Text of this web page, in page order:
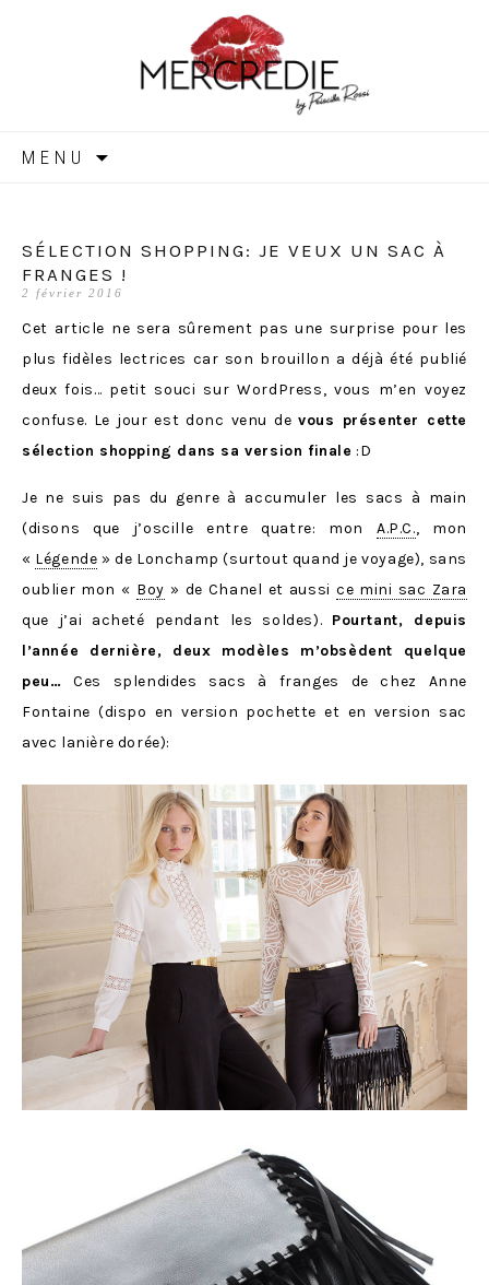
MERCREDIE
MENU
SÉLECTION SHOPPING: JE VEUX UN SAC À
FRANGES !
2 février 2016
Cet article ne sera sûrement pas une surprise pour les
plus fidèles lectrices car son brouillon a déjà été publié
deux fois… petit souci sur WordPress, vous m’en voyez
confuse. Le jour est donc venu devous présenter cette
sélection shopping dans sa version finale :D
Je ne suis pas du genre à accumuler les sacs à main
(disons que j’oscille entre quatre: monA.P.C., mon
« Légende » de Lonchamp (surtout quand je voyage), sans
oublier mon « Boy » de Chanel et aussi ce mini sac Zara
que j’ai acheté pendant les soldes). Pourtant, depuis
l’année dernière, deux modèles m’obsèdent quelque
peu… Ces splendides sacs à franges de chez Anne
Fontaine (dispo en version pochette et en version sac
avec lanière dorée):